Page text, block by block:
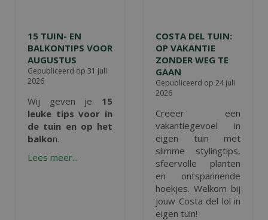
15 TUIN- EN
BALKONTIPS VOOR
AUGUSTUS
Gepubliceerd op 31 juli
2026
Wij geven je 15
leuke tips voor in
de tuin en op het
balkon.
Lees meer...
COSTA DEL TUIN:
OP VAKANTIE
ZONDER WEG TE
GAAN
Gepubliceerd op 24 juli
2026
Creëer een
vakantiegevoel in
eigen tuin met
slimme stylingtips,
sfeervolle planten
en ontspannende
hoekjes. Welkom bij
jouw Costa del lol in
eigen tuin!